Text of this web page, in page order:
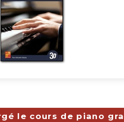
le cours de piano